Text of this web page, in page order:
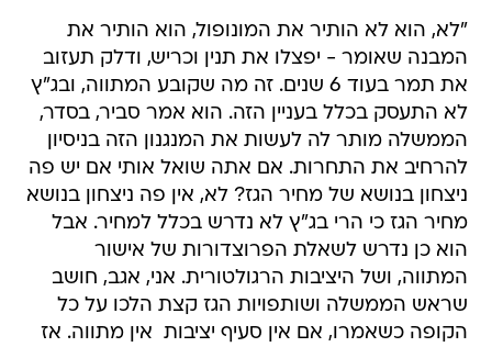
"לא, הוא לא הותיר את המונופול, הוא הותיר את
המבנה שאומר - יפצלו את תנין וכריש, ודלק תעזוב
את תמר בעוד 6 שנים. זה מה שקובע המתווה, ובג"ץ
לא התעסק בכלל בעניין הזה. הוא אמר סביר, בסדר,
הממשלה מותר לה לעשות את המנגנון הזה בניסיון
להרחיב את התחרות. אם אתה שואל אותי אם יש פה
ניצחון בנושא של מחיר הגז? לא, אין פה ניצחון בנושא
מחיר הגז כי הרי בג"ץ לא נדרש בכלל למחיר. אבל
הוא כן נדרש לשאלת הפרוצדורות של אישור
המתווה, ושל היציבות הרגולטורית. אני, אגב, חושב
שראש הממשלה ושותפויות הגז קצת הלכו על כל
הקופה כשאמרו, אם אין סעיף יציבות  אין מתווה. אז